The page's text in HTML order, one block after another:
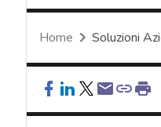
Home Soluzioni